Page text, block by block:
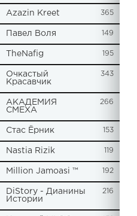
Azazin Kreet 365
Павел Воля 149
TheNafig 195
Очкастый
Красавчик
343
АКАДЕМИЯ
СМЕХА
266
Стас Ёрник 153
Nastia Rizik 119
Million Jamoasi ™ 192
DiStory - Дианины
Истории
216